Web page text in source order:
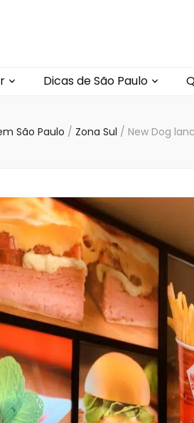
Dicas de São Paulo
São Paulo / Zona Sul / New Dog